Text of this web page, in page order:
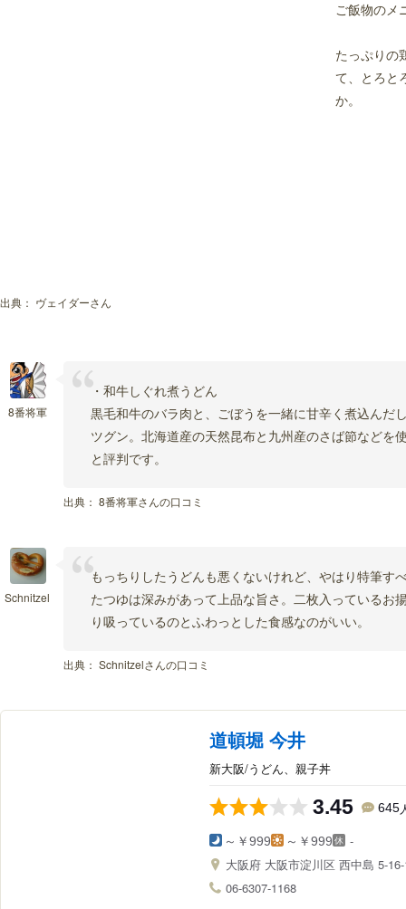
出典： ヴェイダーさん
ご飯物のメ
たっぷりの
て、とろと
か。
8番将軍
・和牛しぐれ煮うどん
黒毛和牛のバラ肉と、ごぼうを一緒に甘辛く煮込んだ
ツグン。北海道産の天然昆布と九州産のさば節などを
と評判です。
出典： 8番将軍さんの口コミ
Schnitzel
もっちりしたうどんも悪くないけれど、やはり特筆す
たつゆは深みがあって上品な旨さ。二枚入っているお
り吸っているのとふわっとした食感なのがいい。
出典： Schnitzelさんの口コミ
道頓堀 今井
新大阪/うどん、親子丼
3.45 645
～￥999 ～￥999
-
大阪府 大阪市淀川区 西中島 5-
06-6307-1168